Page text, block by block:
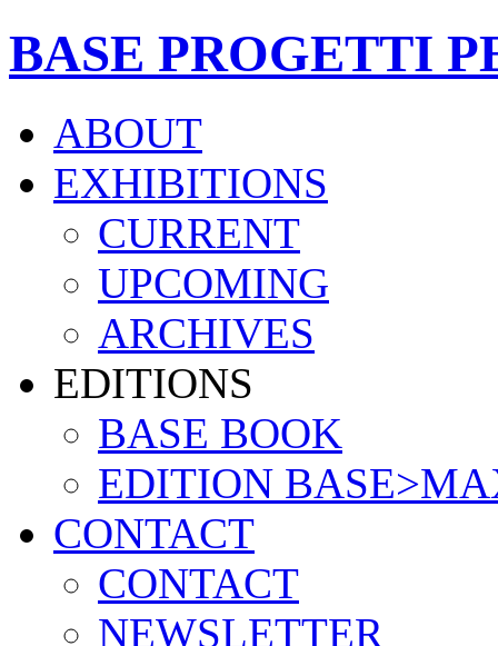
BASE PROGETTI
ABOUT
EXHIBITIONS
CURRENT
UPCOMING
ARCHIVES
EDITIONS
BASE BOOK
EDITION
CONTACT
CONTACT
NEWSLETTER